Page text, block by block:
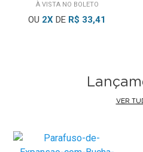
À VISTA NO BOLETO
OU 2X DE R$ 33,41
VER